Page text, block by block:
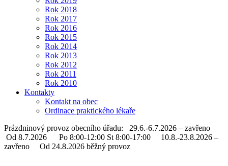
Rok 2018
Rok 2017
Rok 2016
Rok 2015
Rok 2014
Rok 2013
Rok 2012
Rok 2011
Rok 2010
Kontakty
Kontakt na obec
Ordinace praktického lékaře
Prázdninový provoz obecního úřadu: 29.6.-6.7.2026 – zavřeno
Od 8.7.2026 Po 8:00-12:00 St 8:00-17:00 10.8.-23.8.2026 –
zavřeno Od 24.8.2026 běžný provoz